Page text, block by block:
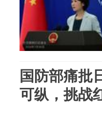
国防部痛批
可纵，挑战